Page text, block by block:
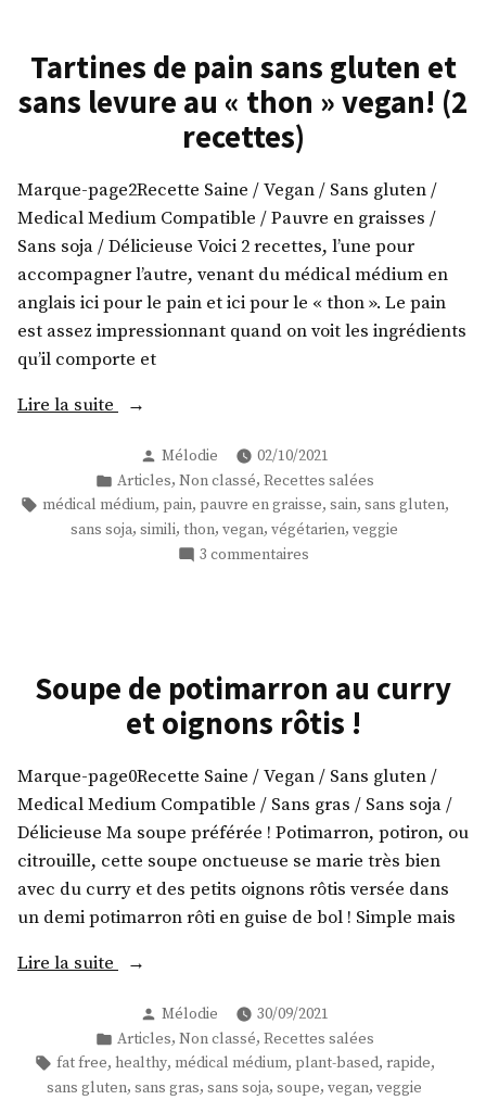
et
sans
! »
au
sirop
vegan,
et
sans
graisse
ajoutée
Tartines de pain sans gluten et
sans levure au « thon » vegan! (2
recettes)
Marque-page2Recette Saine / Vegan / Sans gluten /
Medical Medium Compatible / Pauvre en graisses /
Sans soja / Délicieuse Voici 2 recettes, l’une pour
accompagner l’autre, venant du médical médium en
anglais ici pour le pain et ici pour le « thon ». Le pain
est assez impressionnant quand on voit les ingrédients
qu’il comporte et
Lire la suite
« Tartines
pain
sans
gluten
vegan!
(2
recettes) »
Publié
par
Mélodie
02/10/2021
Publié
dans
Articles, Non classé, Recettes salées
Étiquettes :
médical médium, pain, pauvre en graisse, sain, sans gluten,
sans soja, simili, thon, vegan, végétarien, veggie
3 commentairessur
et
sans
au
« thon »
vegan!
(2
recettes)
Soupe de potimarron au curry
et oignons rôtis !
Marque-page0Recette Saine / Vegan / Sans gluten /
Medical Medium Compatible / Sans gras / Sans soja /
Délicieuse Ma soupe préférée ! Potimarron, potiron, ou
citrouille, cette soupe onctueuse se marie très bien
avec du curry et des petits oignons rôtis versée dans
un demi potimarron rôti en guise de bol ! Simple mais
Lire la suite
« Soupe
potimarron
au
curry
Publié
par
Mélodie
30/09/2021
Publié
dans
Articles, Non classé, Recettes salées
Étiquettes :
fat free, healthy, médical médium, plant-based, rapide,
sans gluten, sans gras, sans soja, soupe, vegan, veggie